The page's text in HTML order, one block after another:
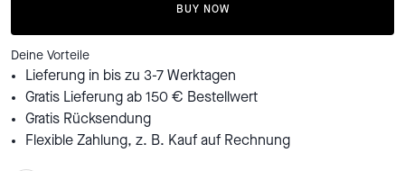
ADDING TO BAG
BUY NOW
Deine Vorteile
Lieferung in bis zu 3-7 Werktagen
Gratis Lieferung ab 150 € Bestellwert
Gratis Rücksendung
Flexible Zahlung, z. B. Kauf auf Rechnung